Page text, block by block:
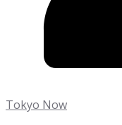
Tokyo Now